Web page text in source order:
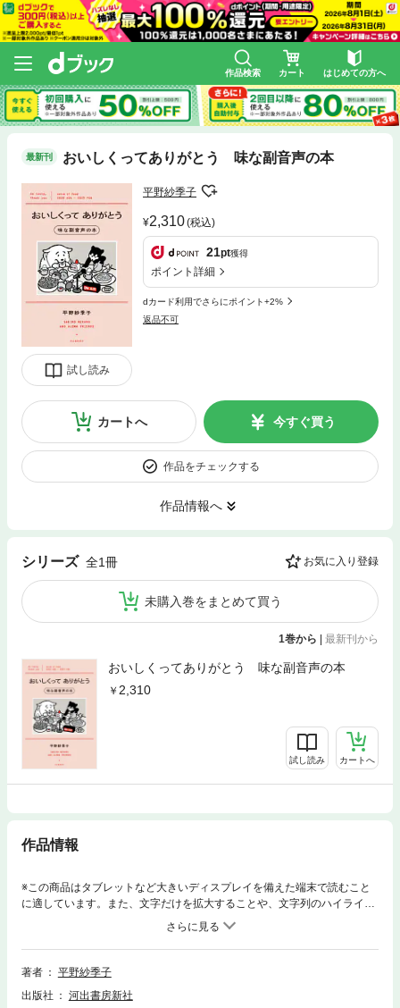
作品検索 カート はじめての方へ
最新刊 おいしくってありがとう 味な副音声の本
試し読み
平野紗季子
2,310(税込)
21pt獲得
ポイント詳細
dカード利用でさらにポイント+2%
返品不可
カートへ 今すぐ買う
作品をチェックする
作品情報へ
シリーズ 全1冊 お気に入り登録
未購入巻をまとめて買う
1巻から | 最新刊から
おいしくってありがとう 味な副音声の本
2,310
試し読み カートへ
作品情報
※この商品はタブレットなど大きいディスプレイを備えた端末で読むこと
に適しています。また、文字だけを拡大することや、文字列のハイライ
ト、検索、辞書の参照、引用などの機能が使用できません。フードエッセ
イスト平野紗季子による人気ポッドキャスト、『味な副音声 ~ voice of foo
d ~』待望の書籍化！配信200回を迎える膨大なエピソードから生まれた、
愛おしくて新しい「食」のパワーワード集。あらゆる語彙を駆使して語ら
スト（掲載順）稲田俊輔/渡辺康啓/田辺智加（ぼる塾）/⻑濱ねる/⻑谷川あ
著者
平野紗季子
出版社
河出書房新社